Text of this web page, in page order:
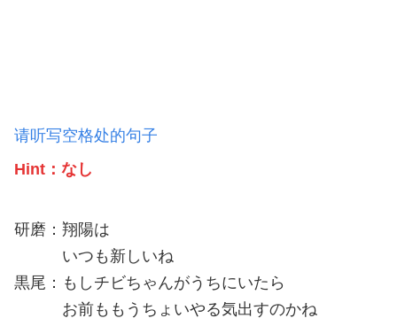
请听写空格处的句子
Hint： なし
研磨：翔陽は
いつも新しいね
黒尾：もしチビちゃんがうちにいたら
お前ももうちょいやる気出すのかね